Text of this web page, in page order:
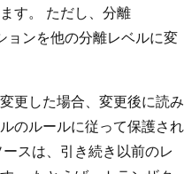
す。 ただし、分離
ョンを他の分離レベルに変
更した場合、変更後に読み
のルールに従って保護され
スは、引き続き以前のレ